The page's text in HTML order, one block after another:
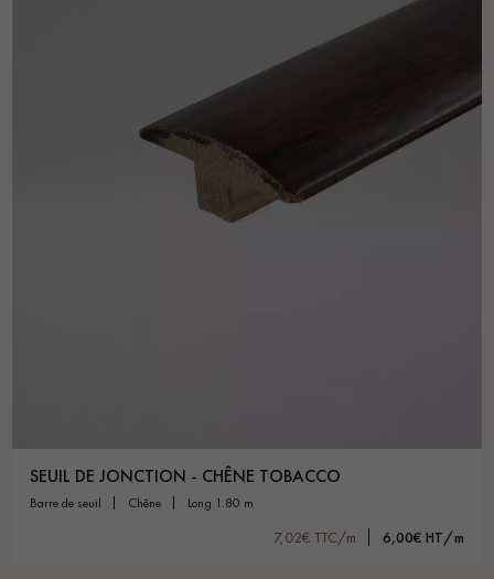
SEUIL DE JONCTION - CHÊNE TOBACCO
barre de seuil chêne long 1.80 m
7,02€ TTC/m 6,00€ HT/m